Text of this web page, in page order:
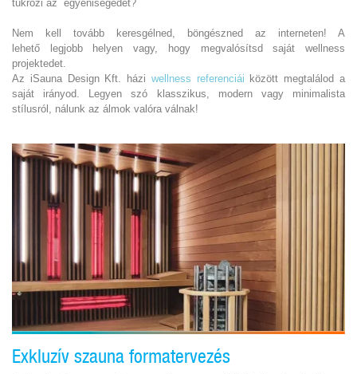
tükrözi az egyéniségedet?
Nem kell tovább keresgélned, böngészned az interneten! A
lehető legjobb helyen vagy, hogy megvalósítsd saját wellness
projektedet.
Az iSauna Design Kft. házi wellness referenciái között megtalálod a
saját irányod. Legyen szó klasszikus, modern vagy minimalista
stílusról, nálunk az álmok valóra válnak!
Exkluzív szauna formatervezés